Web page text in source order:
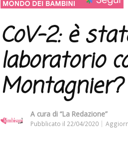
CoV-2: è
laboratorio
Montagnier?
A cura di “La Redazione”
Pubblicato il 22/04/2020